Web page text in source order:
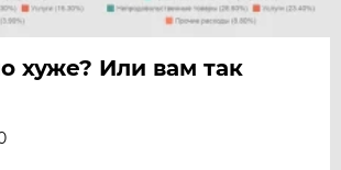
хуже? Или вам так